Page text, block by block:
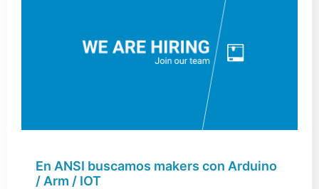
En ANSI buscamos makers con Arduino
/ Arm / IOT